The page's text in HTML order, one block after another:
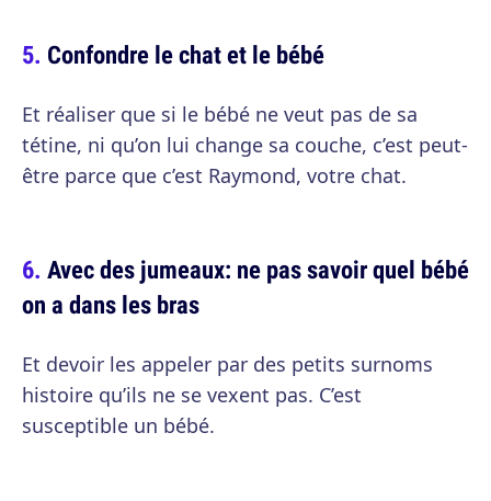
Confondre le chat et le bébé
Et réaliser que si le bébé ne veut pas de sa
tétine, ni qu’on lui change sa couche, c’est peut-
être parce que c’est Raymond, votre chat.
Avec des jumeaux: ne pas savoir quel bébé
on a dans les bras
Et devoir les appeler par des petits surnoms
histoire qu’ils ne se vexent pas. C’est
susceptible un bébé.